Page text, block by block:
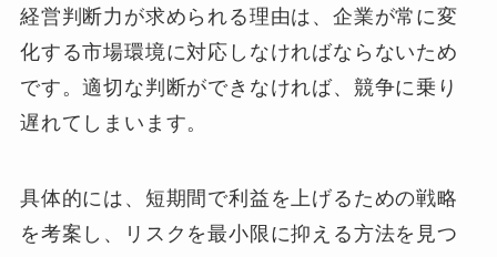
経営判断力が求められる理由は、企業が常に変
化する市場環境に対応しなければならないため
です。適切な判断ができなければ、競争に乗り
遅れてしまいます。
具体的には、短期間で利益を上げるための戦略
を考案し、リスクを最小限に抑える方法を見つ